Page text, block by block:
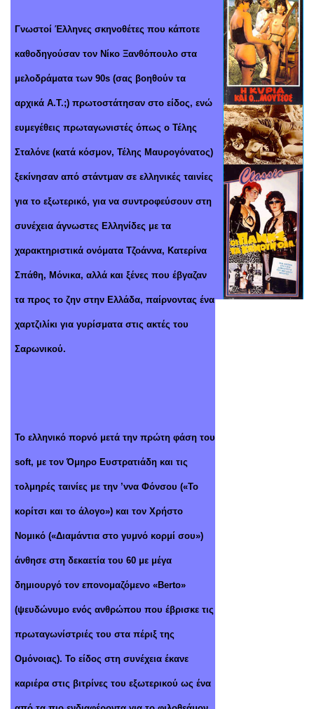
Γνωστοί Έλληνες σκηνοθέτες που κάποτε
καθοδηγούσαν τον Νίκο Ξανθόπουλο στα
μελοδράματα των 90s (σας βοηθούν τα
αρχικά Α.Τ.;) πρωτοστάτησαν στο είδος, ενώ
ευμεγέθεις πρωταγωνιστές όπως ο Τέλης
Σταλόνε (κατά κόσμον, Τέλης Μαυρογόνατος)
ξεκίνησαν από στάντμαν σε ελληνικές ταινίες
για το εξωτερικό, για να συντροφεύσουν στη
συνέχεια άγνωστες Ελληνίδες με τα
χαρακτηριστικά ονόματα Τζοάννα, Κατερίνα
Σπάθη, Μόνικα, αλλά και ξένες που έβγαζαν
τα προς το ζην στην Ελλάδα, παίρνοντας ένα
χαρτζιλίκι για γυρίσματα στις ακτές του
Σαρωνικού.
Το ελληνικό πορνό μετά την πρώτη φάση του
soft, με τον Όμηρο Ευστρατιάδη και τις
τολμηρές ταινίες με την ’ννα Φόνσου («Το
κορίτσι και το άλογο») και τον Χρήστο
Νομικό («Διαμάντια στο γυμνό κορμί σου»)
άνθησε στη δεκαετία του 60 με μέγα
δημιουργό τον επονομαζόμενο «Berto»
(ψευδώνυμο ενός ανθρώπου που έβρισκε τις
πρωταγωνίστριές του στα πέριξ της
Ομόνοιας). Το είδος στη συνέχεια έκανε
καριέρα στις βιτρίνες του εξωτερικού ως ένα